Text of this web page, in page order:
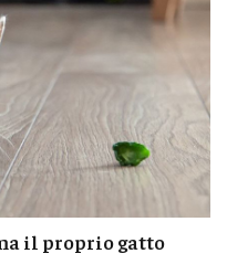
il proprio gatto